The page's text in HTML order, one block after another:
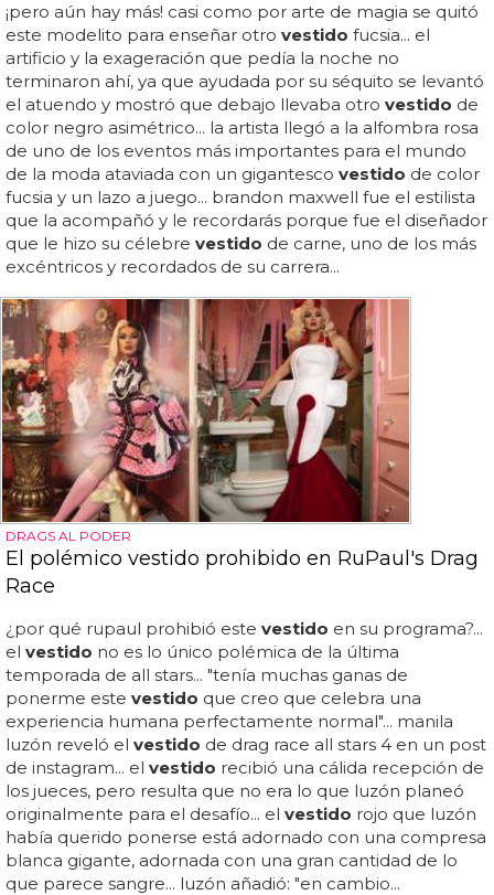
¡pero aún hay más! casi como por arte de magia se quitó
este modelito para enseñar otro vestido fucsia... el
artificio y la exageración que pedía la noche no
terminaron ahí, ya que ayudada por su séquito se levantó
el atuendo y mostró que debajo llevaba otro vestido de
color negro asimétrico... la artista llegó a la alfombra rosa
de uno de los eventos más importantes para el mundo
de la moda ataviada con un gigantesco vestido de color
fucsia y un lazo a juego... brandon maxwell fue el estilista
que la acompañó y le recordarás porque fue el diseñador
que le hizo su célebre vestido de carne, uno de los más
excéntricos y recordados de su carrera...
DRAGS AL PODER
El polémico vestido prohibido en RuPaul's Drag
Race
¿por qué rupaul prohibió este vestido en su programa?...
el vestido no es lo único polémica de la última
temporada de all stars... "tenía muchas ganas de
ponerme este vestido que creo que celebra una
experiencia humana perfectamente normal"... manila
luzón reveló el vestido de drag race all stars 4 en un post
de instagram... el vestido recibió una cálida recepción de
los jueces, pero resulta que no era lo que luzón planeó
originalmente para el desafío... el vestido rojo que luzón
había querido ponerse está adornado con una compresa
blanca gigante, adornada con una gran cantidad de lo
que parece sangre... luzón añadió: "en cambio...